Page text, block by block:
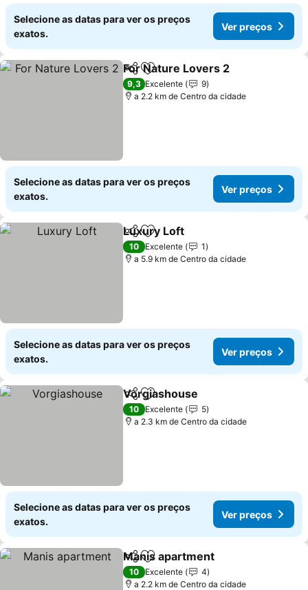
Selecione as datas para ver os preços
exatos.
Ver preços
PartilharAdicionar aos favoritos
For Nature Lovers 2
9,3 Excelente
9
a 2.2 km de Centro da cidade
Selecione as datas para ver os preços
exatos.
Ver preços
PartilharAdicionar aos favoritos
Luxury Loft
10 Excelente
1
a 5.9 km de Centro da cidade
Selecione as datas para ver os preços
exatos.
Ver preços
PartilharAdicionar aos favoritos
Vorgiashouse
10 Excelente
5
a 2.3 km de Centro da cidade
Selecione as datas para ver os preços
exatos.
Ver preços
PartilharAdicionar aos favoritos
Manis apartment
10 Excelente
4
a 2.2 km de Centro da cidade